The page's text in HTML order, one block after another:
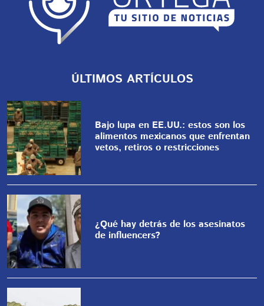
ÚLTIMOS ARTÍCULOS
Bajo lupa en EE.UU.: estos son los
alimentos mexicanos que enfrentan
vetos, retiros o restricciones
¿Qué hay detrás de los asesinatos
de influencers?